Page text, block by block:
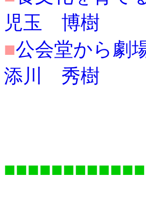
児玉 博樹
■公会堂から劇
添川 秀樹